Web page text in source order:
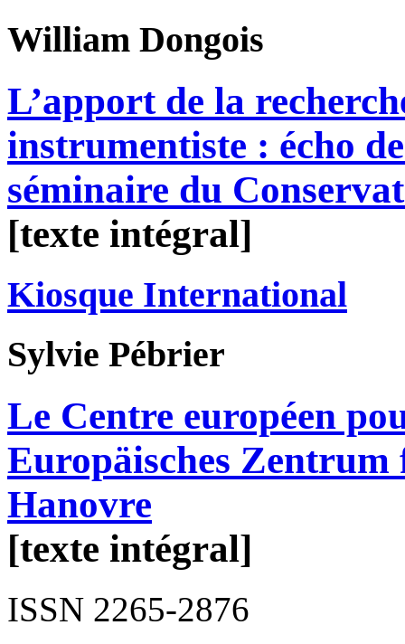
William Dongois
L’apport de la
instrumentiste : écho
séminaire du
[texte intégral]
Kiosque International
Sylvie Pébrier
Le Centre européen
Europäisches
Hanovre
[texte intégral]
ISSN 2265-2876